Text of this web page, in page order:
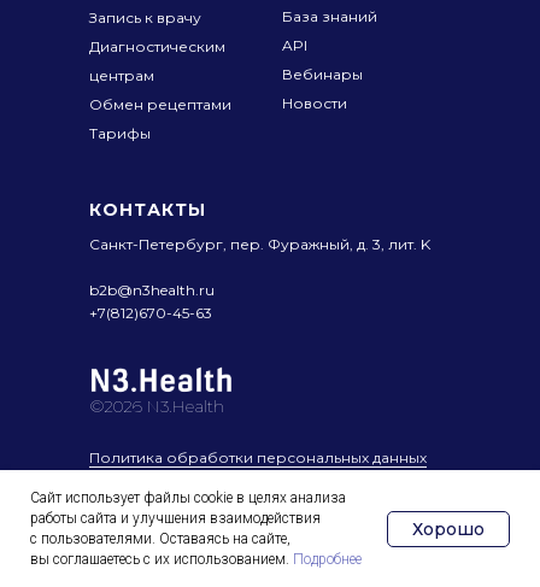
Сайт использует файлы cookie в целях анализа
работы сайта и улучшения взаимодействия
с пользователями. Оставаясь на сайте,
вы соглашаетесь с их использованием. Подробнее
Хорошо
Раскрытие информации согласно Приказу
Минцифры России от 02.06.2025 № 511
Политика обработки персональных данных
Результаты оценки условий труда
КОНТАКТЫ
Санкт-Петербург, пер. Фуражный, д. 3, лит. K
b2b@n3health.ru
+7(812)670-45-63
База знаний
API
Вебинары
Новости
©2026 N3.Health
Запись к врачу
Диагностическим
центрам
Обмен рецептами
Тарифы